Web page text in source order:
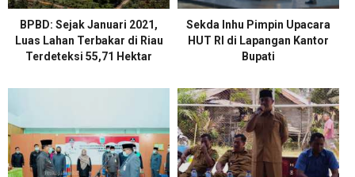
BPBD: Sejak Januari 2021,
Luas Lahan Terbakar di Riau
Terdeteksi 55,71 Hektar
Sekda Inhu Pimpin Upacara
HUT RI di Lapangan Kantor
Bupati